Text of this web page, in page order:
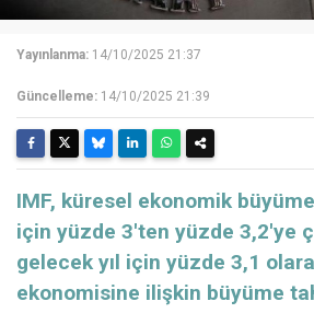
Yayınlanma: 14/10/2025 21:37
Güncelleme: 14/10/2025 21:39
IMF, küresel ekonomik
için yüzde 3'ten yüzde 3,2'ye
gelecek yıl için yüzde 3,1
ekonomisine ilişkin büyüme